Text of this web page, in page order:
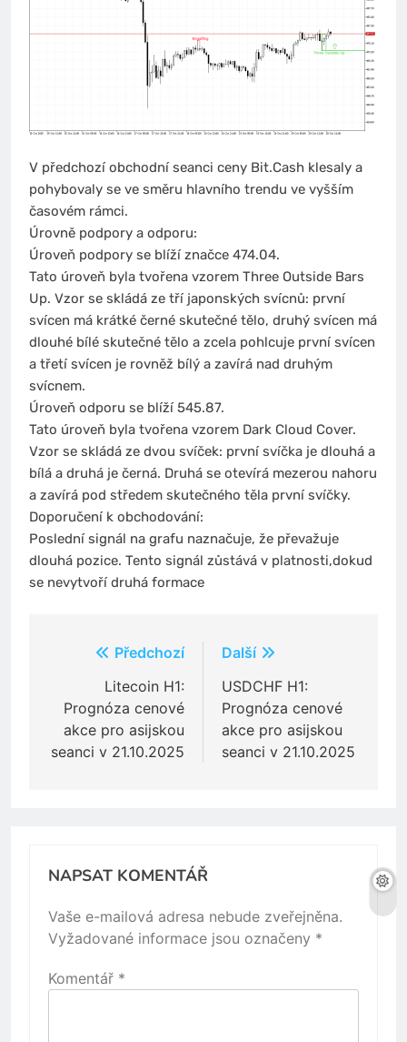
V předchozí obchodní seanci ceny Bit.Cash klesaly a
pohybovaly se ve směru hlavního trendu ve vyšším
časovém rámci.
Úrovně podpory a odporu:
Úroveň podpory se blíží značce 474.04.
Tato úroveň byla tvořena vzorem Three Outside Bars
Up. Vzor se skládá ze tří japonských svícnů: první
svícen má krátké černé skutečné tělo, druhý svícen má
dlouhé bílé skutečné tělo a zcela pohlcuje první svícen
a třetí svícen je rovněž bílý a zavírá nad druhým
svícnem.
Úroveň odporu se blíží 545.87.
Tato úroveň byla tvořena vzorem Dark Cloud Cover.
Vzor se skládá ze dvou svíček: první svíčka je dlouhá a
bílá a druhá je černá. Druhá se otevírá mezerou nahoru
a zavírá pod středem skutečného těla první svíčky.
Doporučení k obchodování:
Poslední signál na grafu naznačuje, že převažuje
dlouhá pozice. Tento signál zůstává v platnosti,dokud
se nevytvoří druhá formace
Navigace
příspěvek
Předchozí
Litecoin H1:
Prognóza cenové
akce pro asijskou
seanci v 21.10.2025
Další
USDCHF H1:
Prognóza cenové
akce pro asijskou
seanci v 21.10.2025
NAPSAT KOMENTÁŘ
Vaše e-mailová adresa nebude zveřejněna.
Vyžadované informace jsou označeny *
Komentář *